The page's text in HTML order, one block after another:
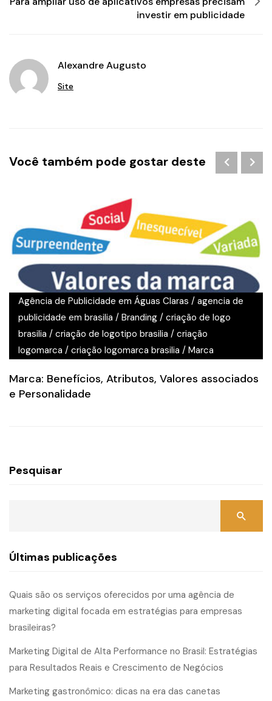
investir em publicidade
Alexandre Augusto
Site
Você também pode gostar deste
Agência de Publicidade em Águas Claras / agencia de
publicidade em brasilia / Branding / criação de logo
brasilia / criação de logotipo brasilia / criação
logomarca / criação logomarca brasilia / Marca
Marca: Benefícios, Atributos, Valores associados
e Personalidade
Pesquisar
Últimas publicações
Quais são os serviços oferecidos por uma agência de
marketing digital focada em estratégias para empresas
brasileiras?
Marketing Digital de Alta Performance no Brasil: Estratégias
para Resultados Reais e Crescimento de Negócios
Marketing gastronômico: dicas na era das canetas